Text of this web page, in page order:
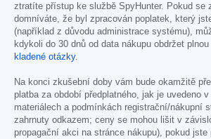
ztratíte přístup ke službě SpyHunter. Pokud se
domníváte, že byl zpracován poplatek, který
(například z důvodu administrace systému),
kdykoli do 30 dnů od data nákupu obdržet
kladené otázky.
Na konci zkušební doby vám bude okamžitě
platba za období předplatného, jak je uvedeno
materiálech a podmínkách registrační/nákupní
zahrnuty odkazem; ceny se mohou lišit v
propagační akci na stránce nákupu), pokud jste